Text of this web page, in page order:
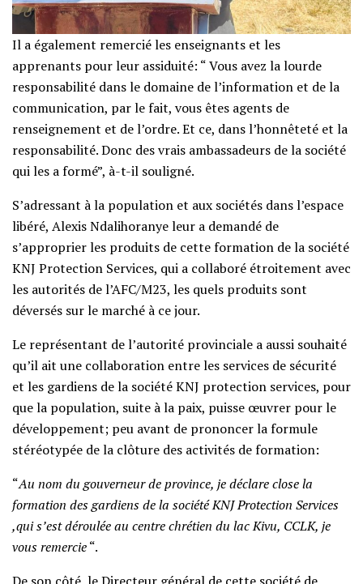
Il a également remercié les enseignants et les
apprenants pour leur assiduité: “ Vous avez la lourde
responsabilité dans le domaine de l’information et de la
communication, par le fait, vous êtes agents de
renseignement et de l’ordre. Et ce, dans l’honnêteté et la
responsabilité. Donc des vrais ambassadeurs de la société
qui les a formé”, à-t-il souligné.
S’adressant à la population et aux sociétés dans l’espace
libéré, Alexis Ndalihoranye leur a demandé de
s’approprier les produits de cette formation de la société
KNJ Protection Services, qui a collaboré étroitement avec
les autorités de l’AFC/M23, les quels produits sont
déversés sur le marché à ce jour.
Le représentant de l’autorité provinciale a aussi souhaité
qu’il ait une collaboration entre les services de sécurité
et les gardiens de la société KNJ protection services, pour
que la population, suite à la paix, puisse œuvrer pour le
développement; peu avant de prononcer la formule
stéréotypée de la clôture des activités de formation:
“Au nom du gouverneur de province, je déclare close la
formation des gardiens de la société KNJ Protection Services
,qui s’est déroulée au centre chrétien du lac Kivu, CCLK, je
vous remercie“.